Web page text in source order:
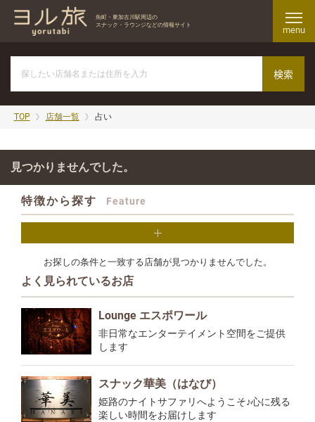
魚町・東加古川駅周辺の
スナック・ラウンジなどの情報サイト
menu
TOP 店舗一覧 占い
見つかりませんでした。
特徴から探す Feature
お探しの条件と一致する店舗が見つかりませんでした。
よく見られているお店
Lounge エスポワール
非日常なエンターテイメント空間をご提供
します
スナック華美（はなび）
姫路のナイトサファリへようこそ♪心に残る
楽しい時間をお届けします